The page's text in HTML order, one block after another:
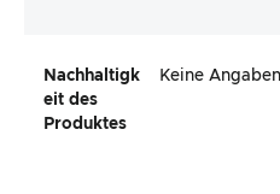
Nachhaltigk
eit des
Produktes
Keine Angaben